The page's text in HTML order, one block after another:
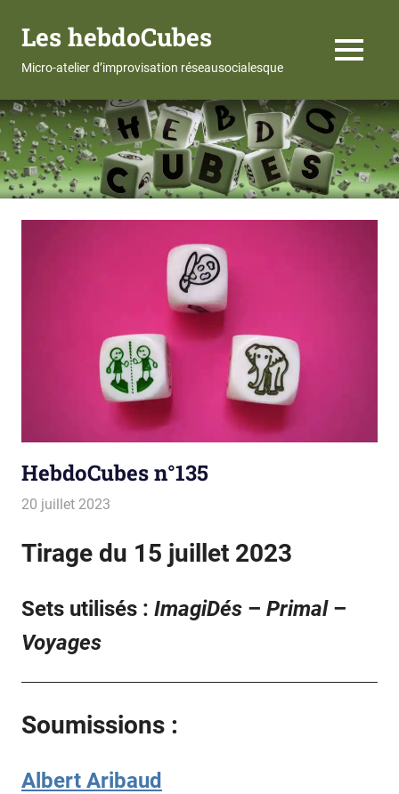
Skip
to
content
Les hebdoCubes
Micro-atelier d’improvisation réseausocialesque MENU
HebdoCubes n°135
20 juillet 2023
Tirage du 15 juillet 2023
Sets utilisés : ImagiDés – Primal–
Voyages
Soumissions :
Albert Aribaud